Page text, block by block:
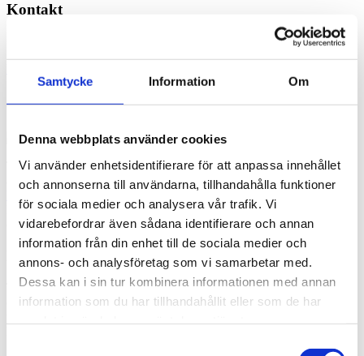
Samtycke Information Om
Denna webbplats använder cookies
Vi använder enhetsidentifierare för att anpassa innehållet
och annonserna till användarna, tillhandahålla funktioner
för sociala medier och analysera vår trafik. Vi
vidarebefordrar även sådana identifierare och annan
information från din enhet till de sociala medier och
annons- och analysföretag som vi samarbetar med.
Dessa kan i sin tur kombinera informationen med annan
information som du har tillhandahållit eller som de har
Kontakt
Tengbom i Borås erbjuder specialisttjänster inom de flesta av
arkitekturens områden. Somindustri, logistik, husarkitektur,
inredningsarkitektur
Med Tengboms samlade erfarenhet kan vi lösa arkitekturens många
och spännande utmaningar.
Historia och framtid
Tengboms närvaro är påtaglig i vår stad, inte minst genomRådhuset
och Handelsbanken som ritades av Ivar Tengbom själv en gång i